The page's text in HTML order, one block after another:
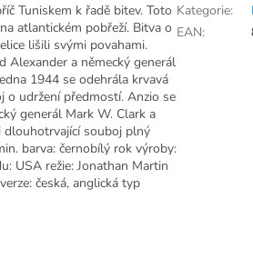
Tuniskem k řadě bitev. Toto
atlantickém pobřeží. Bitva o
lišili svými povahami.
Alexander a německý generál
1944 se odehrála krvavá
o udržení předmostí. Anzio se
generál Mark W. Clark a
souboj plný
barva: černobílý rok výroby:
USA režie: Jonathan Martin
česká, anglická typ
Kategorie:
EAN: